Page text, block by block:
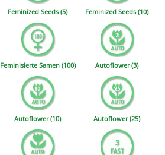
Feminized Seeds (5) Feminized Seeds (10)
Feminisierte Samen (100) Autoflower (3)
Autoflower (10) Autoflower (25)